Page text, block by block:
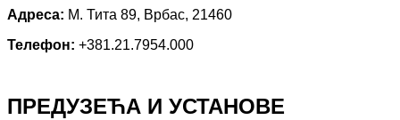
Адреса: М. Тита 89, Врбас, 21460
Телефон: +381.21.7954.000
ПРЕДУЗЕЋА И УСТАНОВЕ